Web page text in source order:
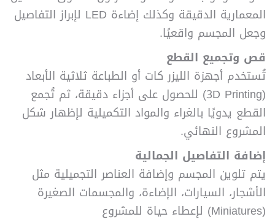
المعمارية الدقيقة
وكذلك إضاءة LED لإبراز التفاصيل
وجعل المجسم واقعيًا.
قص وتجميع القطع
تُستخدم أجهزة الليزر كات أو الطباعة ثلاثية الأبعاد
(3D Printing) للحصول على أجزاء دقيقة، ثم تُجمع
القطع يدويًا بالغراء والمواد التكميلية لإظهار شكل
المشروع النهائي.
إضافة التفاصيل الجمالية
يتم تلوين المجسم وإضافة العناصر التجميلية مثل
الأشجار، السيارات، الإضاءة، والمجسمات الصغيرة
(Miniatures) لإعطاء حياة للمشروع